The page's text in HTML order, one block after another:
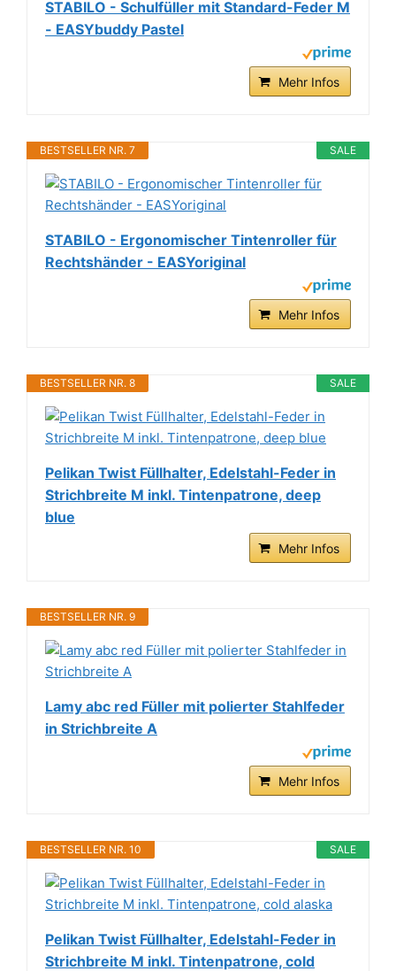
STABILO - Schulfüller mit Standard-Feder M
- EASYbuddy Pastel
Mehr Infos
SALE
BESTSELLER NR. 7
STABILO - Ergonomischer Tintenroller für
Rechtshänder - EASYoriginal
Mehr Infos
SALE
BESTSELLER NR. 8
Pelikan Twist Füllhalter, Edelstahl-Feder in
Strichbreite M inkl. Tintenpatrone, deep
blue
Mehr Infos
BESTSELLER NR. 9
Lamy abc red Füller mit polierter Stahlfeder
in Strichbreite A
Mehr Infos
SALE
BESTSELLER NR. 10
Pelikan Twist Füllhalter, Edelstahl-Feder in
Strichbreite M inkl. Tintenpatrone, cold